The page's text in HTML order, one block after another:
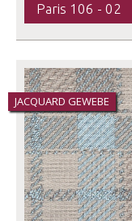
Paris 106 - 02
JACQUARD GEWEBE